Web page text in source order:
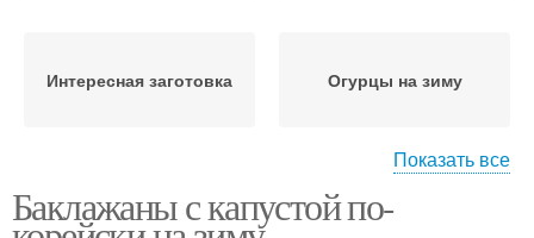
Интересная заготовка Огурцы на зиму
Огурчики на зиму Облепихи к зиме
Показать все
Баклажаны с капустой по-